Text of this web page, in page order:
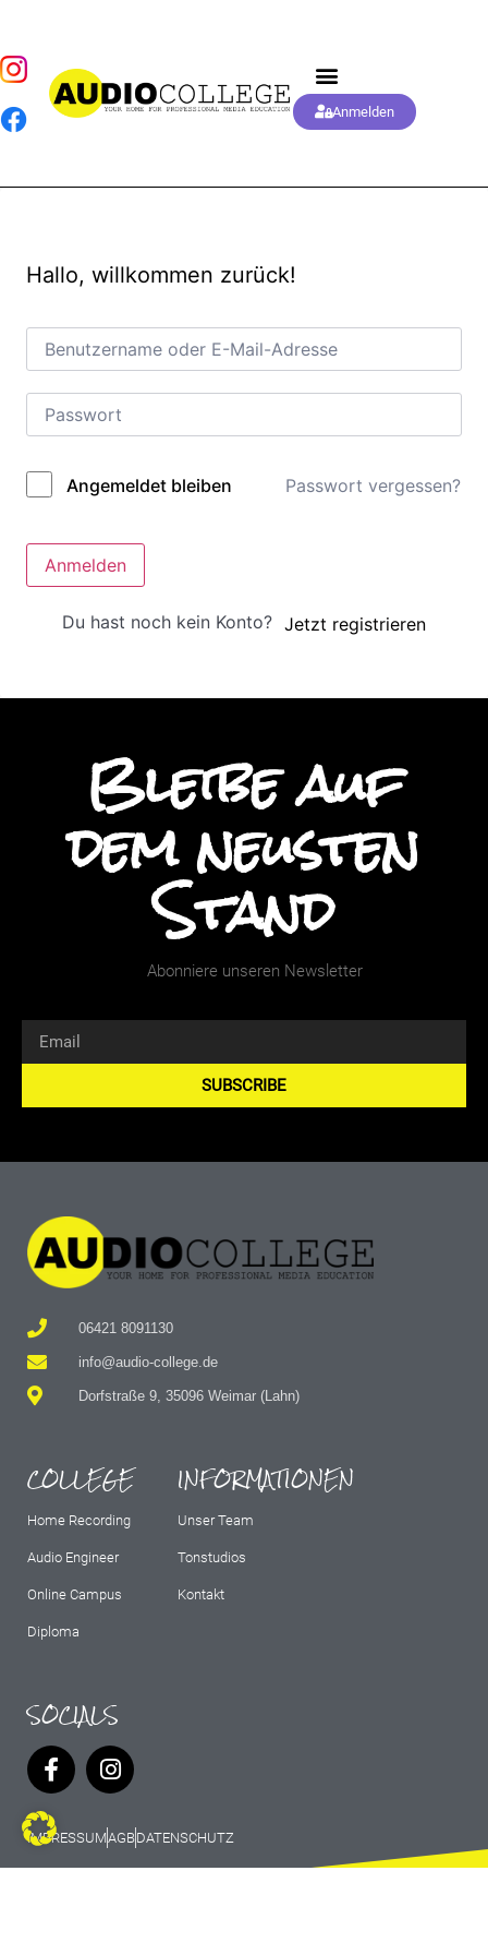
Anmelden
Hallo, willkommen zurück!
Alternative:
Angemeldet bleiben Passwort vergessen?
Anmelden
Du hast noch kein Konto? Jetzt registrieren
Bleibe auf
dem neusten
Stand
Abonniere unseren Newsletter
SUBSCRIBE
06421 8091130
info@audio-college.de
Dorfstraße 9, 35096 Weimar (Lahn)
COLLEGE
Home Recording
Audio Engineer
Online Campus
Diploma
INFORMATIONEN
Unser Team
Tonstudios
Kontakt
SOCIALS
IMPRESSUMAGBDATENSCHUTZ